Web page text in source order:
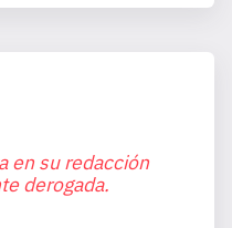
en su redacción
derogada.